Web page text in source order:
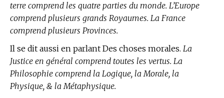
terre comprend les quatre parties du monde. L’Europe
comprend plusieurs grands Royaumes. La France
comprend plusieurs Provinces.
Il se dit aussi en parlant Des choses morales. La
Justice en général comprend toutes les vertus. La
Philosophie comprend la Logique, la Morale, la
Physique, & la Métaphysique.